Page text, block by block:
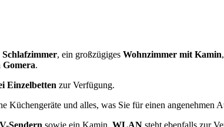
Schlafzimmer, ein großzügiges Wohnzimmer mit Kamin
.
Einzelbetten zur Verfügung.
Küchengeräte und alles, was Sie für einen angenehmen
Sendern sowie ein Kamin. WLAN steht ebenfalls zur